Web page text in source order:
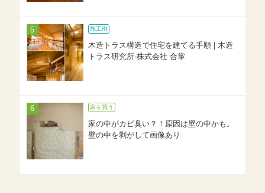
施工例
木造トラス構造で住宅を建てる手順 | 木造
トラス研究所-株式会社 合掌
家を買う
家の中がカビ臭い？！原因は壁の中かも。
壁の中を剥がして画像あり